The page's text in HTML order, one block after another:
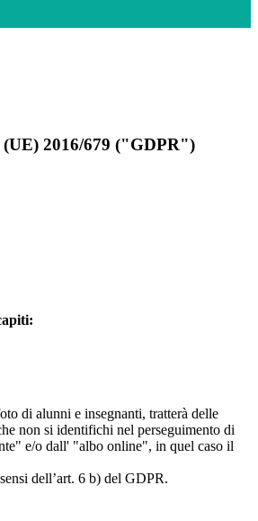
(UE) 2016/679 ("GDPR")
di alunni e insegnanti, tratterà delle
non si identifichi nel perseguimento di
e/o dall' "albo online", in quel caso il
dell’art. 6 b) del GDPR.